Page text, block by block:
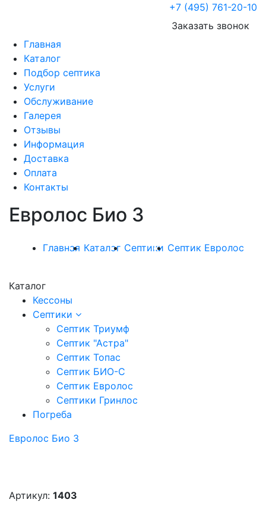
+7 (495) 761-20-10
Заказать звонок
Главная
Каталог
Подбор септика
Услуги
Обслуживание
Галерея
Отзывы
Информация
Доставка
Оплата
Контакты
Евролос Био 3
Главная Каталог Септики Септик Евролос
Каталог
Кессоны
Септики
Септик Триумф
Септик "Астра"
Септик Топас
Септик БИО-С
Септик Евролос
Септики Гринлос
Погреба
Евролос Био 3
Артикул: 1403